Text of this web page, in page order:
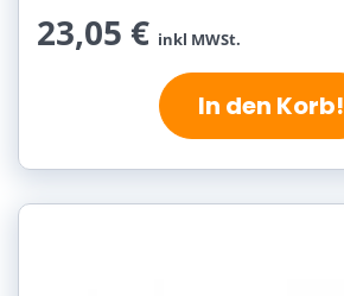
23,05 € inkl MWSt.
In den Korb!